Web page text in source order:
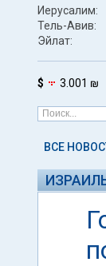
Иерусалим:
Тель-Авив:
Эйлат:
$ 3.001 ₪
ВСЕ